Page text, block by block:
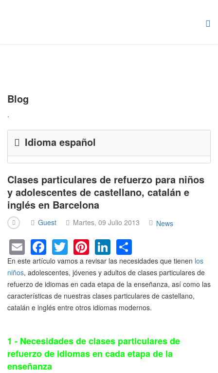
Blog
.
Idioma español
Clases particulares de refuerzo para niños
y adolescentes de castellano, catalán e
inglés en Barcelona
Guest Martes, 09 Julio 2013 News
E
m
ail
F
a
c
e
b
o
k
T
wi
tt
er
Pi
nt
er
e
st
Li
n
k
e
dI
h
ar
e
En este artículo vamos a revisar las necesidades que tienen los
niños, adolescentes, jóvenes y adultos de clases particulares de
refuerzo de idiomas en cada etapa de la enseñanza, así como las
características de nuestras clases particulares de castellano,
catalán e inglés entre otros idiomas modernos.
1 - Necesidades de clases particulares de
refuerzo de idiomas en cada etapa de la
enseñanza